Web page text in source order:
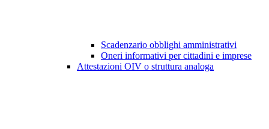
Scadenzario obblighi amministrativi
Oneri informativi per cittadini e imprese
Attestazioni OIV o struttura analoga